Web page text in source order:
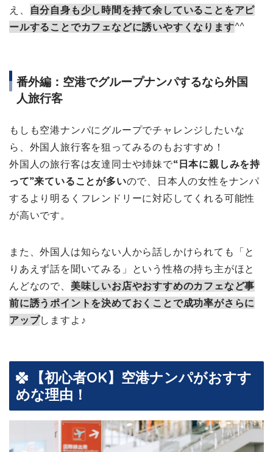
え、
自分自身も少し時間を持て余していることをアピ
ールすることでカフェなどに誘いやすくなります^^
番外編：空港でグループナンパするなら外国
人旅行客
もしも空港ナンパにグループでチャレンジしたいな
ら、外国人旅行客を狙ってみるのもおすすめ！
外国人の旅行客は友達同士や姉妹で“日本に親しみを持
って”来ていることが多いので、日本人の女性をナンパ
するより明るくフレンドリーに対応してくれる可能性
が高いです。
また、外国人は知らない人から話しかけられても「と
りあえず話を聞いてみる」という性格の持ち主がほと
んどなので、 美味しいお店やおすすめのカフェなど事
前に誘うポイントを決めておくことで成功率がさらに
アップしますよ♪
【初心者OK】空港ナンパがおすす
めな理由！